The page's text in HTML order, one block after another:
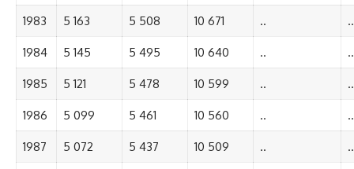
1983 5 163 5 508 10 671 .. ..
1984 5 145 5 495 10 640 .. ..
1985 5 121 5 478 10 599 .. ..
1986 5 099 5 461 10 560 .. ..
1987 5 072 5 437 10 509 .. ..